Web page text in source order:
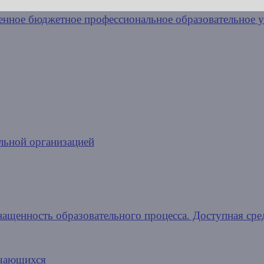
организацией
образовательного процесса. Доступная